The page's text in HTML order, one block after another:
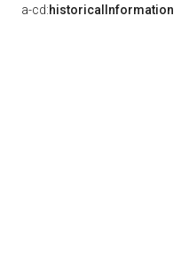
a-cd:historicalInformation